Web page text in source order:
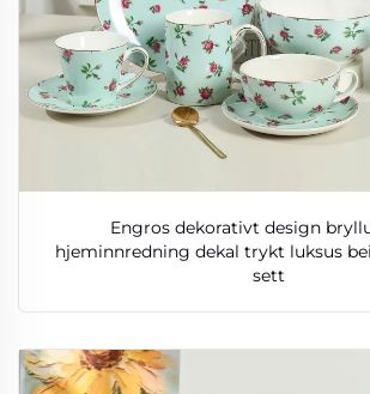
Engros dekorativt design
hjeminnredning dekal trykt luksus
sett